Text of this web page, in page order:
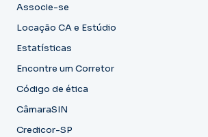
Associe-se
Locação CA e Estúdio
Estatísticas
Encontre um Corretor
Código de ética
CâmaraSIN
Credicor-SP